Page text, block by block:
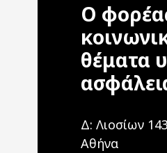
Ο
θέματα
Δ: Λιοσίων
Αθήνα